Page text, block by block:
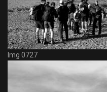
Img 0727